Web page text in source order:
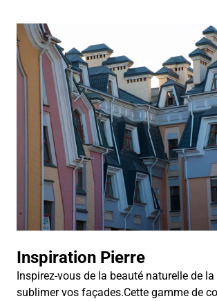
Inspiration Pierre
Inspirez-vous de la beauté naturelle de
sublimer vos façades.Cette gamme de